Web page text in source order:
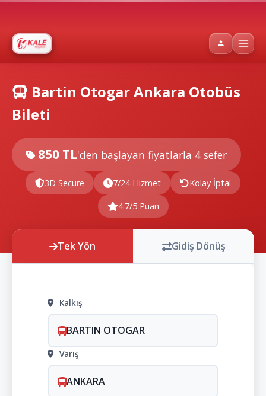
Bartin Otogar Ankara Otobüs
Bileti
850 TL'den başlayan fiyatlarla 4 sefer
3D Secure 7/24 Hizmet Kolay İptal
4.7/5 Puan
Tek Yön Gidiş Dönüş
Kalkış
BARTIN OTOGAR
Varış
ANKARA